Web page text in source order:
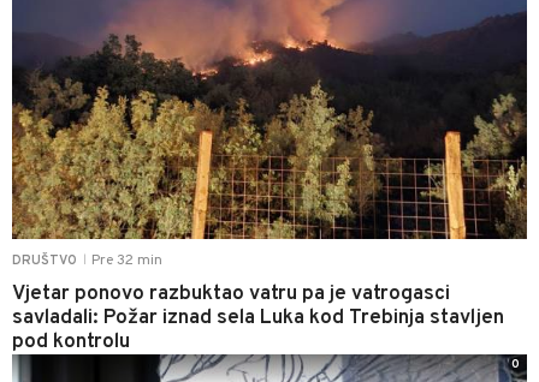
DRUŠTVO Pre 32 min
Vjetar ponovo razbuktao vatru pa je vatrogasci
savladali: Požar iznad sela Luka kod Trebinja stavljen
pod kontrolu
0